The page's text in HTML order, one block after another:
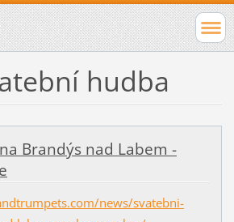
hudba
Brandýs nad Labem -
news/svatebni-